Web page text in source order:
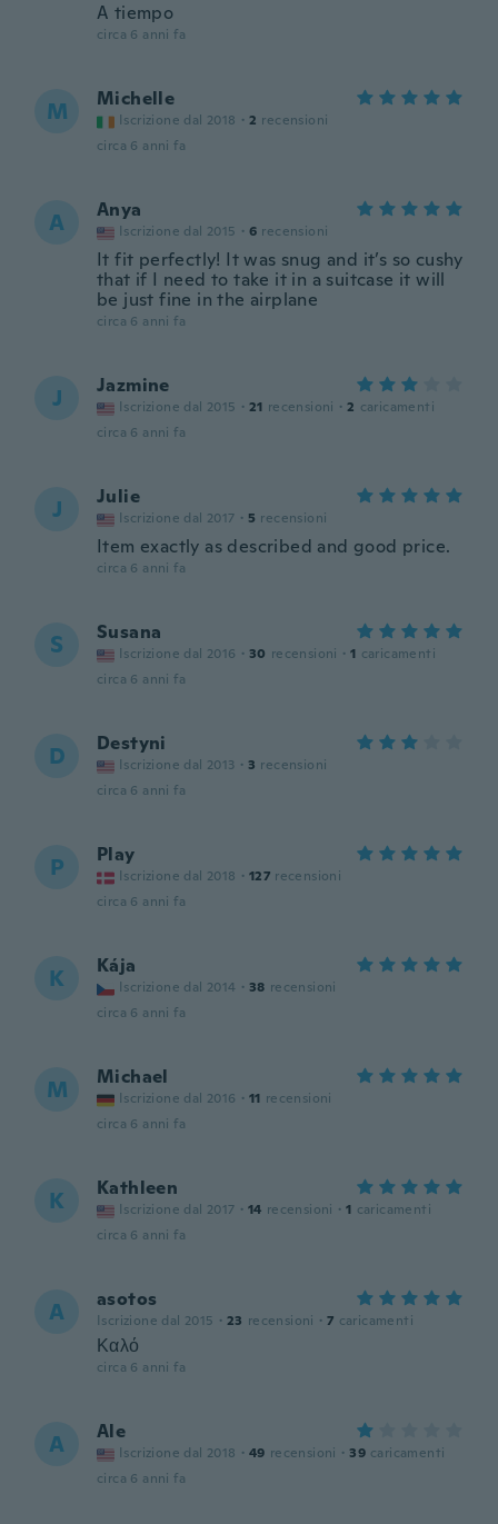
A tiempo
circa 6 anni fa
M Michelle
Iscrizione dal 2018 · 2 recensioni
circa 6 anni fa
A Anya
Iscrizione dal 2015 · 6 recensioni
It fit perfectly! It was snug and it’s so cushy
that if I need to take it in a suitcase it will
be just fine in the airplane
circa 6 anni fa
J Jazmine
Iscrizione dal 2015 · 21 recensioni · 2 caricamenti
circa 6 anni fa
J Julie
Iscrizione dal 2017 · 5 recensioni
Item exactly as described and good price.
circa 6 anni fa
S Susana
Iscrizione dal 2016 · 30 recensioni · 1 caricamenti
circa 6 anni fa
D Destyni
Iscrizione dal 2013 · 3 recensioni
circa 6 anni fa
P Play
Iscrizione dal 2018 · 127 recensioni
circa 6 anni fa
K Kája
Iscrizione dal 2014 · 38 recensioni
circa 6 anni fa
M Michael
Iscrizione dal 2016 · 11 recensioni
circa 6 anni fa
K Kathleen
Iscrizione dal 2017 · 14 recensioni · 1 caricamenti
circa 6 anni fa
A asotos
Iscrizione dal 2015 · 23 recensioni · 7 caricamenti
Καλό
circa 6 anni fa
A Ale
Iscrizione dal 2018 · 49 recensioni · 39 caricamenti
circa 6 anni fa